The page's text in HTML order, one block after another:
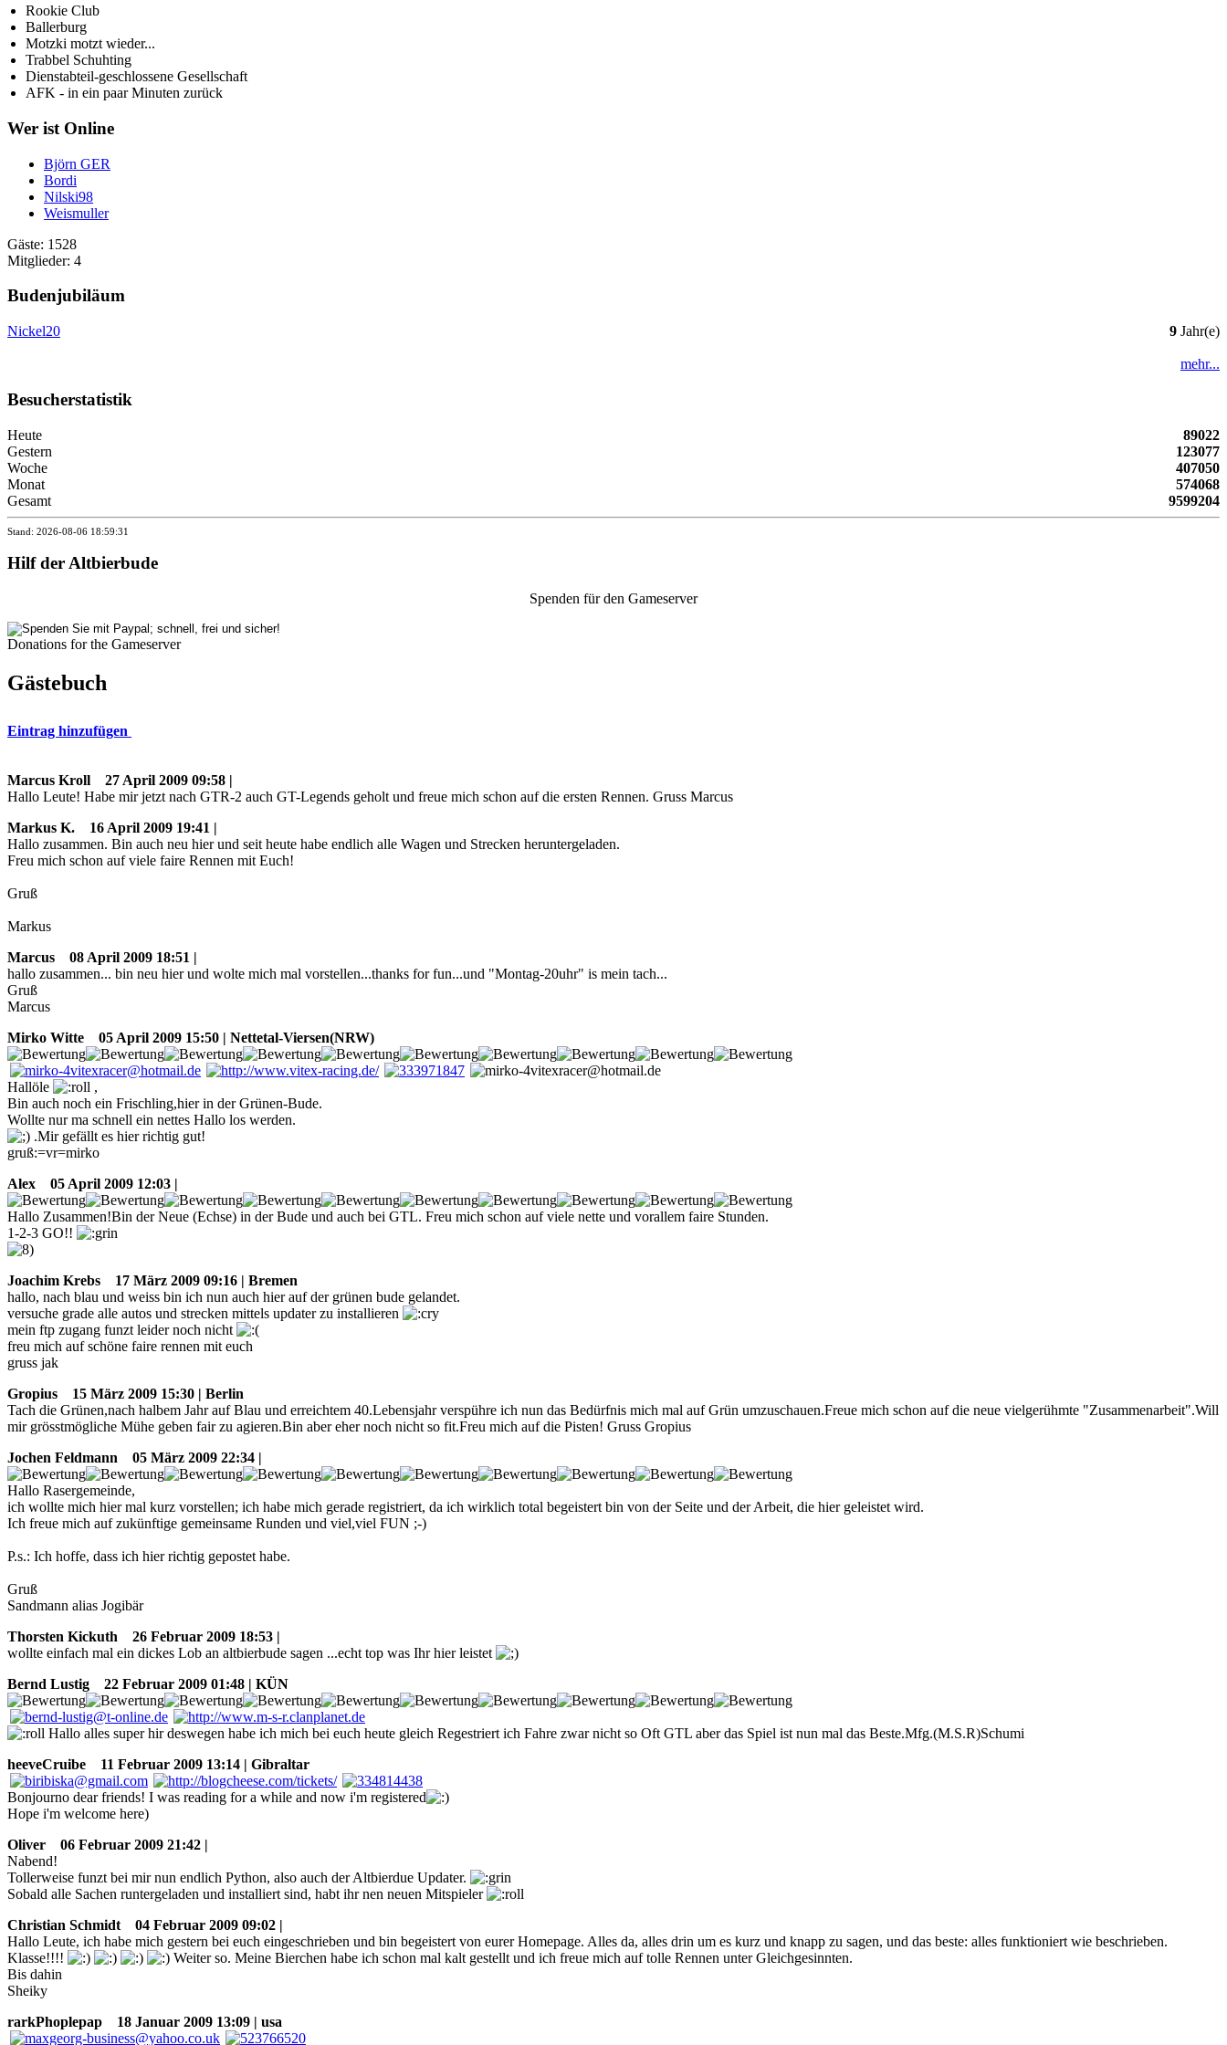
Rookie Club
Ballerburg
Motzki motzt wieder...
Trabbel Schuhting
Dienstabteil-geschlossene Gesellschaft
AFK - in ein paar Minuten zurück
Wer ist Online
Björn GER
Bordi
Nilski98
Weismuller
Gäste: 1528
Mitglieder: 4
Budenjubiläum
Nickel20 9 Jahr(e)
mehr...
Besucherstatistik
Heute
89022
Gestern
123077
Woche
407050
Monat
574068
Gesamt
9599204
Stand: 2026-08-06 18:59:31
Hilf der Altbierbude
Spenden für den Gameserver
Donations for the Gameserver
Gästebuch
Eintrag hinzufügen
Marcus Kroll
27 April 2009 09:58 |
Hallo Leute! Habe mir jetzt nach GTR-2 auch GT-Legends geholt und freue mich schon auf die ersten Rennen. Gruss Marcus
Markus K.
16 April 2009 19:41 |
Hallo zusammen. Bin auch neu hier und seit heute habe endlich alle Wagen und Strecken heruntergeladen.
Freu mich schon auf viele faire Rennen mit Euch!
Gruß
Markus
Marcus
08 April 2009 18:51 |
hallo zusammen... bin neu hier und wolte mich mal vorstellen...thanks for fun...und "Montag-20uhr" is mein tach...
Gruß
Marcus
Mirko Witte
05 April 2009 15:50 | Nettetal-Viersen(NRW)
Hallöle
,
Bin auch noch ein Frischling,hier in der Grünen-Bude.
Wollte nur ma schnell ein nettes Hallo los werden.
.Mir gefällt es hier richtig gut!
gruß:=vr=mirko
Alex
05 April 2009 12:03 |
Hallo Zusammen!Bin der Neue (Echse) in der Bude und auch bei GTL. Freu mich schon auf viele nette und vorallem faire Stunden.
1-2-3 GO!!
Joachim Krebs
17 März 2009 09:16 | Bremen
hallo, nach blau und weiss bin ich nun auch hier auf der grünen bude gelandet.
versuche grade alle autos und strecken mittels updater zu installieren
mein ftp zugang funzt leider noch nicht
freu mich auf schöne faire rennen mit euch
gruss jak
Gropius
15 März 2009 15:30 | Berlin
Tach die Grünen,nach halbem Jahr auf Blau und erreichtem 40.Lebensjahr verspühre ich nun das Bedürfnis mich mal auf Grün umzuschauen.Freue mich schon auf die neue vielgerühmte "Zusammenarbeit".Will
mir grösstmögliche Mühe geben fair zu agieren.Bin aber eher noch nicht so fit.Freu mich auf die Pisten! Gruss Gropius
Jochen Feldmann
05 März 2009 22:34 |
Hallo Rasergemeinde,
ich wollte mich hier mal kurz vorstellen; ich habe mich gerade registriert, da ich wirklich total begeistert bin von der Seite und der Arbeit, die hier geleistet wird.
Ich freue mich auf zukünftige gemeinsame Runden und viel,viel FUN ;-)
P.s.: Ich hoffe, dass ich hier richtig gepostet habe.
Gruß
Sandmann alias Jogibär
Thorsten Kickuth
26 Februar 2009 18:53 |
wollte einfach mal ein dickes Lob an altbierbude sagen ...echt top was Ihr hier leistet
Bernd Lustig
22 Februar 2009 01:48 | KÜN
Hallo alles super hir deswegen habe ich mich bei euch heute gleich Regestriert ich Fahre zwar nicht so Oft GTL aber das Spiel ist nun mal das Beste.Mfg.(M.S.R)Schumi
heeveCruibe
11 Februar 2009 13:14 | Gibraltar
Bonjourno dear friends! I was reading for a while and now i'm registered
Hope i'm welcome here)
Oliver
06 Februar 2009 21:42 |
Nabend!
Tollerweise funzt bei mir nun endlich Python, also auch der Altbierdue Updater.
Sobald alle Sachen runtergeladen und installiert sind, habt ihr nen neuen Mitspieler
Christian Schmidt
04 Februar 2009 09:02 |
Hallo Leute, ich habe mich gestern bei euch eingeschrieben und bin begeistert von eurer Homepage. Alles da, alles drin um es kurz und knapp zu sagen, und das beste: alles funktioniert wie beschrieben.
Klasse!!!!
Weiter so. Meine Bierchen habe ich schon mal kalt gestellt und ich freue mich auf tolle Rennen unter Gleichgesinnten.
Bis dahin
Sheiky
rarkPhoplepap
18 Januar 2009 13:09 | usa